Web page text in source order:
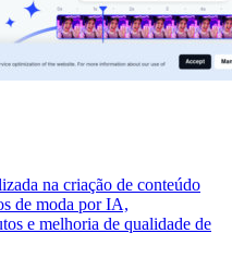
na criação de conteúdo
de moda por IA,
e melhoria de qualidade de